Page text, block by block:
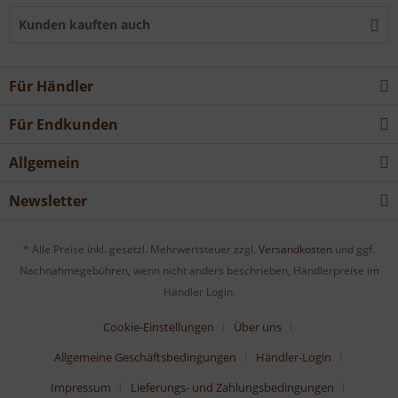
Kunden kauften auch
Für Händler
Für Endkunden
Allgemein
Newsletter
* Alle Preise inkl. gesetzl. Mehrwertsteuer zzgl. Versandkosten und ggf.
Nachnahmegebühren, wenn nicht anders beschrieben, Händlerpreise im
Händler Login.
Cookie-Einstellungen
Über uns
Allgemeine Geschäftsbedingungen
Händler-Login
Impressum
Lieferungs- und Zahlungsbedingungen